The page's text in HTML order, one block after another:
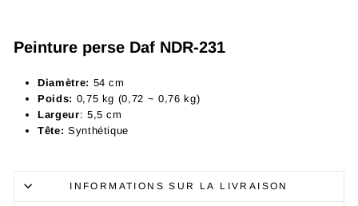
Peinture perse Daf NDR-231
Diamètre: 54 cm
Poids: 0,75 kg (0,72 ~ 0,76 kg)
Largeur: 5,5 cm
Tête: Synthétique
INFORMATIONS SUR LA LIVRAISON